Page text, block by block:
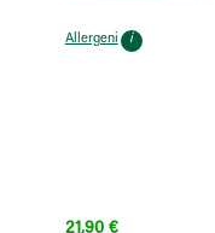
Allergeni i
Prezzo normale:
21,90 €